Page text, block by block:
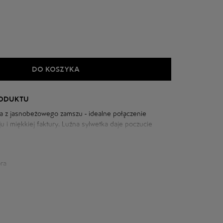
DO KOSZYKA
z jasnobeżowego zamszu - idealne połączenie
i miękkiej faktury. Luźna sylwetka daje poczucie